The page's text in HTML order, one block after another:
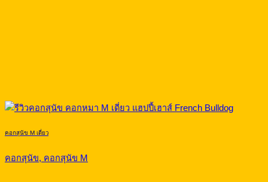
คอกสุนัข M เดี่ยว
คอกสุนัข, คอกสุนัข M